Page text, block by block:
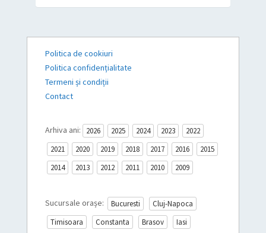
Politica de cookiuri
Politica confidențialitate
Termeni și condiții
Contact
Arhiva ani: 2026 2025 2024 2023
2022
2021
2020 2019 2018 2017 2016
2015
2014
2013 2012 2011 2010 2009
Sucursale orașe: Bucuresti
Cluj-Napoca
Timisoara
Constanta Brasov Iasi